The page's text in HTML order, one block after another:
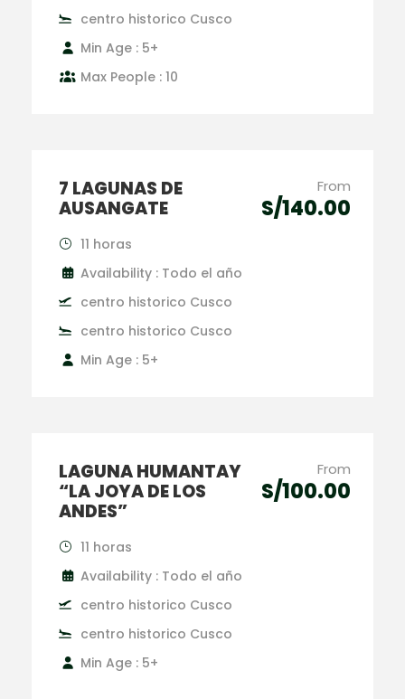
centro historico Cusco
Min Age : 5+
Max People : 10
7 LAGUNAS DE
AUSANGATE
From
S/140.00
11 horas
Availability : Todo el año
centro historico Cusco
centro historico Cusco
Min Age : 5+
LAGUNA HUMANTAY
“LA JOYA DE LOS
ANDES”
From
S/100.00
11 horas
Availability : Todo el año
centro historico Cusco
centro historico Cusco
Min Age : 5+